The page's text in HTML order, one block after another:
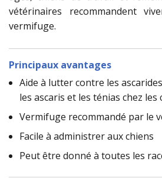
vétérinaires recommandent
vermifuge.
Principaux avantages
Aide à lutter contre les
les ascaris et les ténias chez les
Vermifuge recommandé par le
Facile à administrer aux chiens
Peut être donné à toutes les